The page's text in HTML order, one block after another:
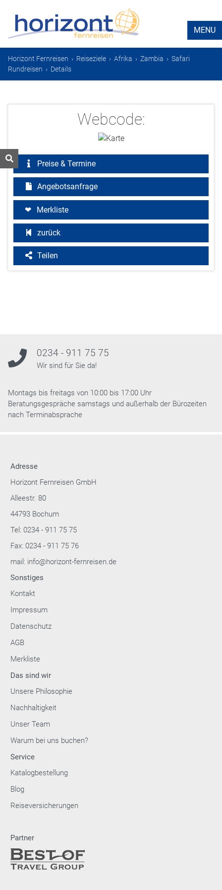
MENU
Horizont Fernreisen › Reiseziele › Afrika › Zambia › Safari
Rundreisen › Details
Webcode:
Preise & Termine
Angebotsanfrage
Merkliste
zurück
Teilen
0234 - 911 75 75
Wir sind für Sie da!
Montags bis freitags von 10:00 bis 17:00 Uhr
Beratungsgespräche samstags und außerhalb der Bürozeiten
nach Terminabsprache
Adresse
Horizont Fernreisen GmbH
Alleestr. 80
44793 Bochum
Tel: 0234 - 911 75 75
Fax: 0234 - 911 75 76
mail: info@horizont-fernreisen.de
Sonstiges
Kontakt
Impressum
Datenschutz
AGB
Merkliste
Das sind wir
Unsere Philosophie
Nachhaltigkeit
Unser Team
Warum bei uns buchen?
Service
Katalogbestellung
Blog
Reiseversicherungen
Partner